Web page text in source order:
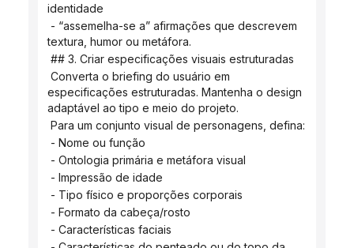
identidade
textura, humor ou metáfora.
## 3. Criar especificações visuais estruturadas
especificações estruturadas. Mantenha o design
adaptável ao tipo e meio do projeto.
Para um conjunto visual de personagens, defina:
- Nome ou função
- Ontologia primária e metáfora visual
- Impressão de idade
- Tipo físico e proporções corporais
- Formato da cabeça/rosto
- Características faciais